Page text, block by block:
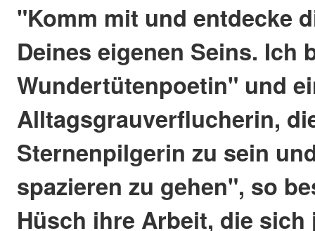
"Komm mit und entdecke
Deines eigenen Seins. Ich
Wundertütenpoetin" und
Alltagsgrauverflucherin,
Sternenpilgerin zu sein
spazieren zu gehen", so
Hüsch ihre Arbeit, die